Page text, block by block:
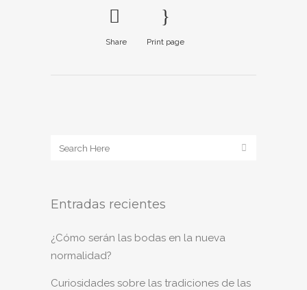
Share Print page
Entradas recientes
¿Cómo serán las bodas en la nueva
normalidad?
Curiosidades sobre las tradiciones de las